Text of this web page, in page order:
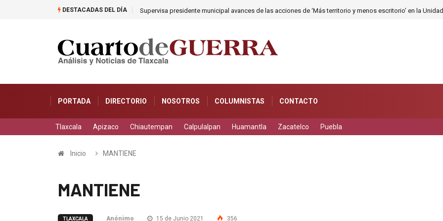
DESTACADAS DEL DÍA Supervisa presidente municipal avances de las acciones de ‘Más territorio y menos escritorio’ en la
PORTADA DIRECTORIO NOSOTROS COLUMNISTAS CONTACTO
Tlaxcala Apizaco Chiautempan Calpulalpan Huamantla Zacatelco Puebla
Inicio MANTIENE
MANTIENE
TLAXCALA Anónimo 15 de Junio 2021 356